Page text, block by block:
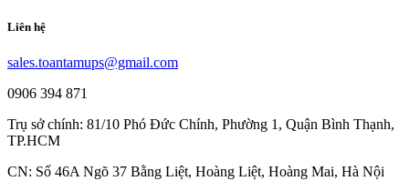
Liên hệ
sales.toantamups@gmail.com
0906 394 871
Trụ sở chính: 81/10 Phó Đức Chính, Phường 1, Quận Bình Thạnh,
TP.HCM
CN: Số 46A Ngõ 37 Bằng Liệt, Hoàng Liệt, Hoàng Mai, Hà Nội